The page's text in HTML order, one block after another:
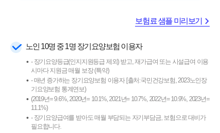
보험료 샘플 미리보기
노인 10명 중 1명 장기요양보험 이용자
- 장기요양등급(인지지원등급 제외) 받고, 재가급여 또는 시설급여 이용
시마다 지원금 매월 보장 (특약)
- 매년 증가하는 장기요양보험 이용자 [출처:국민건강보험, 2023노인장
기요양보험 통계연보)
(2019년= 9.6%, 2020년= 10.1%, 2021년= 10.7%, 2022년= 10.9%, 2023년=
11.1%)
- 장기요양급여를 받아도 매월 부담되는 자기부담금, 보험으로 대비가
필요합니다.